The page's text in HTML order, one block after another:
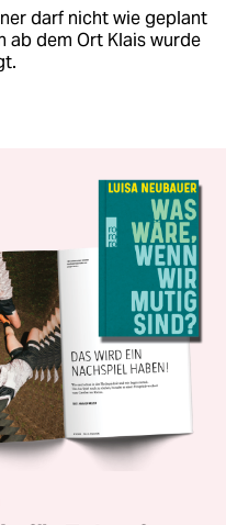
darf nicht wie geplant
ab dem Ort Klais wurde